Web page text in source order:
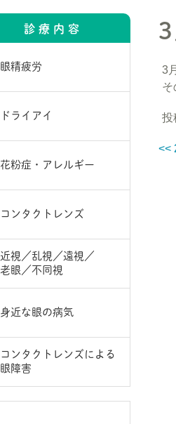
3
そ
投
<<
診療内容
眼精疲労
ドライアイ
花粉症・アレルギー
コンタクトレンズ
近視／乱視／遠視／
老眼／不同視
身近な眼の病気
コンタクトレンズによる
眼障害